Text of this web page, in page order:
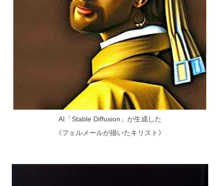
AI「Stable Diffusion」が生成した
《フェルメールが描いたキリスト》